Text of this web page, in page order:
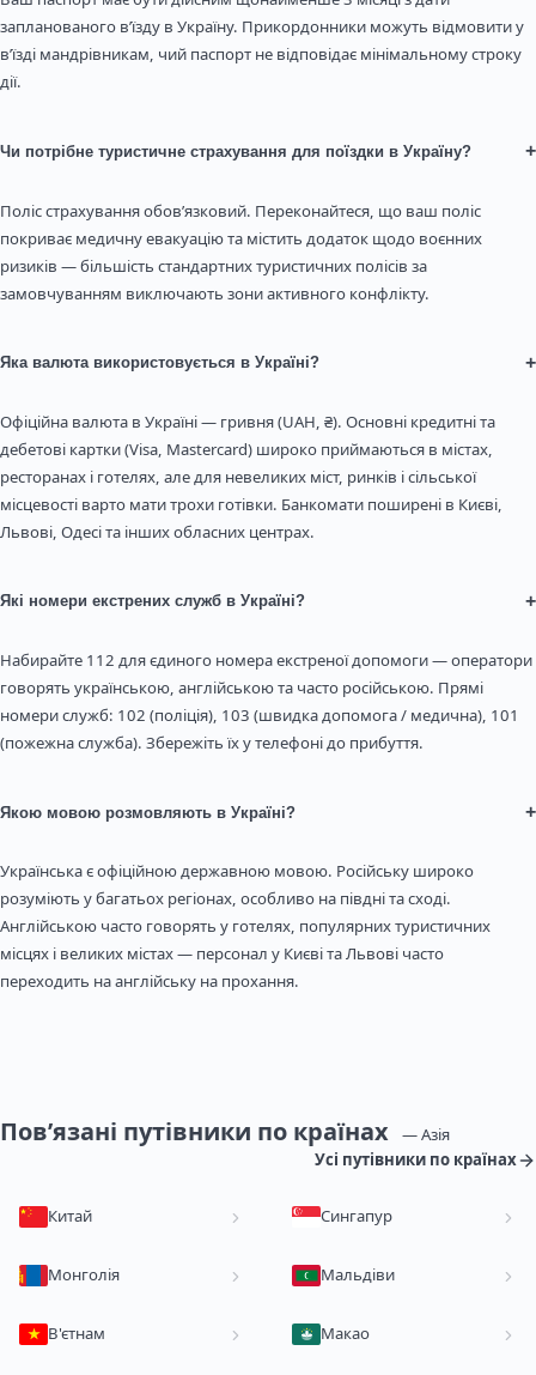
запланованого в’їзду в Україну. Прикордонники можуть відмовити у
в’їзді мандрівникам, чий паспорт не відповідає мінімальному строку
дії.
Чи потрібне туристичне страхування для поїздки в Україну? +
Поліс страхування обов’язковий. Переконайтеся, що ваш поліс
покриває медичну евакуацію та містить додаток щодо воєнних
ризиків — більшість стандартних туристичних полісів за
замовчуванням виключають зони активного конфлікту.
Яка валюта використовується в Україні? +
Офіційна валюта в Україні — гривня (UAH, ₴). Основні кредитні та
дебетові картки (Visa, Mastercard) широко приймаються в містах,
ресторанах і готелях, але для невеликих міст, ринків і сільської
місцевості варто мати трохи готівки. Банкомати поширені в Києві,
Львові, Одесі та інших обласних центрах.
Які номери екстрених служб в Україні? +
Набирайте 112 для єдиного номера екстреної допомоги — оператори
говорять українською, англійською та часто російською. Прямі
номери служб: 102 (поліція), 103 (швидка допомога / медична), 101
(пожежна служба). Збережіть їх у телефоні до прибуття.
Якою мовою розмовляють в Україні? +
Українська є офіційною державною мовою. Російську широко
розуміють у багатьох регіонах, особливо на півдні та сході.
Англійською часто говорять у готелях, популярних туристичних
місцях і великих містах — персонал у Києві та Львові часто
переходить на англійську на прохання.
Пов’язані путівники по країнах
— Азія
Усі путівники по країнах
Китай Сингапур
Монголія Мальдіви
В'єтнам Макао